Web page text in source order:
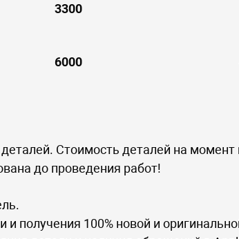
3300
6000
Стоимость деталей на
до проведения работ!
получения 100% новой и